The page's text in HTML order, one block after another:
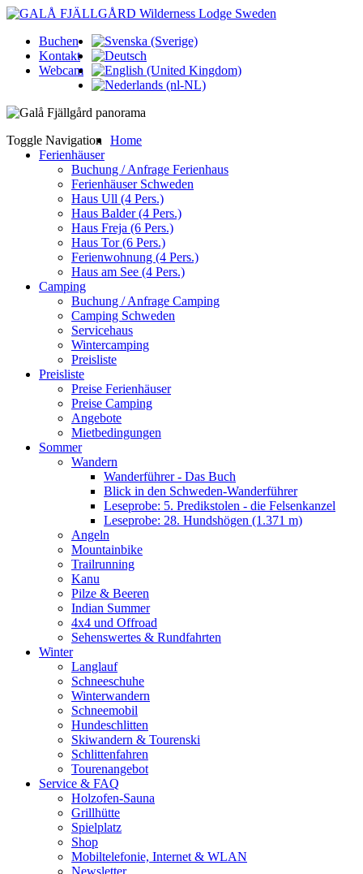
Buchen
Kontakt
Webcam
Toggle Navigation
Home
Ferienhäuser
Buchung / Anfrage Ferienhaus
Ferienhäuser Schweden
Haus Ull (4 Pers.)
Haus Balder (4 Pers.)
Haus Freja (6 Pers.)
Haus Tor (6 Pers.)
Ferienwohnung (4 Pers.)
Haus am See (4 Pers.)
Camping
Buchung / Anfrage Camping
Camping Schweden
Servicehaus
Wintercamping
Preisliste
Preisliste
Preise Ferienhäuser
Preise Camping
Angebote
Mietbedingungen
Sommer
Wandern
Wanderführer - Das Buch
Blick in den Schweden-Wanderführer
Leseprobe: 5. Predikstolen - die Felsenkanzel
Leseprobe: 28. Hundshögen (1.371 m)
Angeln
Mountainbike
Trailrunning
Kanu
Pilze & Beeren
Indian Summer
4x4 und Offroad
Sehenswertes & Rundfahrten
Winter
Langlauf
Schneeschuhe
Winterwandern
Schneemobil
Hundeschlitten
Skiwandern & Tourenski
Schlittenfahren
Tourenangebot
Service & FAQ
Holzofen-Sauna
Grillhütte
Spielplatz
Shop
Mobiltelefonie, Internet & WLAN
Newsletter